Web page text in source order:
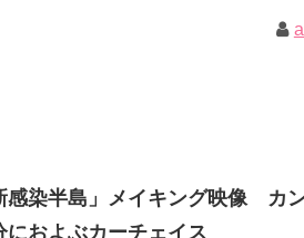
日）結婚……
にて先行レンタル開始！
손예진 Son Ye Jin-Crash Landing On You/ヒョ
感染半島」メイキング映像 カ
およぶカーチェイス